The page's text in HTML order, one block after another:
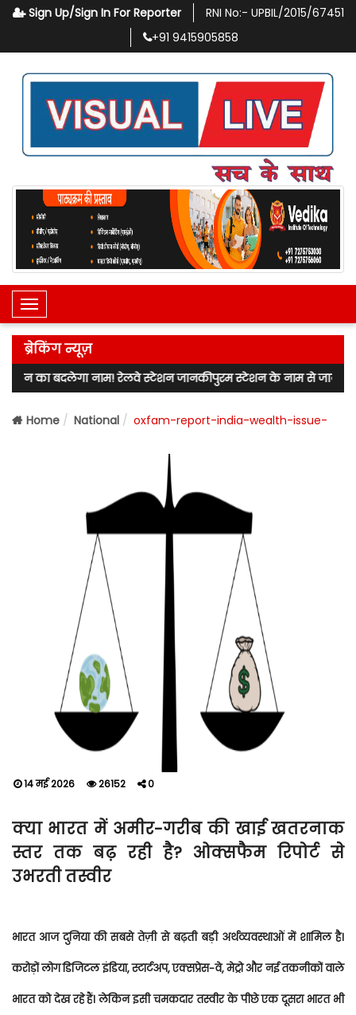
Sign Up/Sign In For Reporter RNI No:- UPBIL/2015/67451
+91 9415905858
Toggle Navigation
ब्रेकिंग न्यूज़
नाम! रेलवे स्टेशन जानकीपुरम स्टेशन के नाम से जाना जाएगा! लखनऊ
Home National oxfam-report-india-wealth-issue-
14 मई 2026 26152 0
क्या भारत में अमीर-गरीब की खाई खतरनाक
स्तर तक बढ़ रही है? ओक्सफैम रिपोर्ट से
उभरती तस्वीर
भारत आज दुनिया की सबसे तेज़ी से बढ़ती बड़ी अर्थव्यवस्थाओं में शामिल है।
करोड़ों लोग डिजिटल इंडिया, स्टार्टअप, एक्सप्रेस-वे, मेट्रो और नई तकनीकों वाले
भारत को देख रहे हैं। लेकिन इसी चमकदार तस्वीर के पीछे एक दूसरा भारत भी